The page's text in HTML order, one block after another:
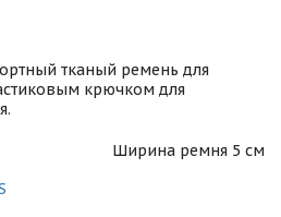
тканый ремень для
крючком для
Ширина ремня 5 см